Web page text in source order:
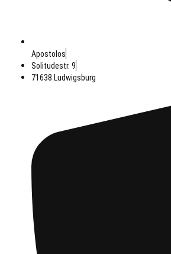
Apostolos
Solitudestr. 9
71638 Ludwigsburg